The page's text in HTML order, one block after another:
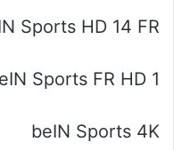
Sports HD 14 FR
Sports FR HD 1
beIN Sports 4K